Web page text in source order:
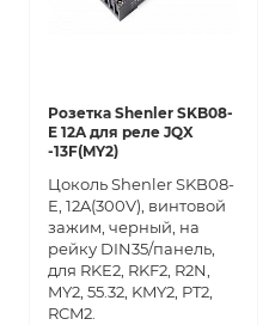
Розетка Shenler SKB08-
E 12A для реле JQX
-13F(MY2)
Цоколь Shenler SKB08-
E, 12A(300V), винтовой
зажим, черный, на
рейку DIN35/панель,
для RKE2, RKF2, R2N,
MY2, 55.32, KMY2, PT2,
RCM2.